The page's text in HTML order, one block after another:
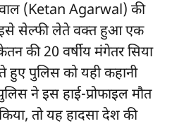
(Ketan Agarwal) की
इसे सेल्फी लेते वक्त हुआ एक
की 20 वर्षीय मंगेतर सिया
हुए पुलिस को यही कहानी
ने इस हाई-प्रोफाइल मौत
तो यह हादसा देश की